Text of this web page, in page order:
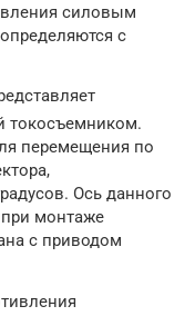
силовым
с
токосъемником.
перемещения по
Ось данного
при монтаже
с приводом